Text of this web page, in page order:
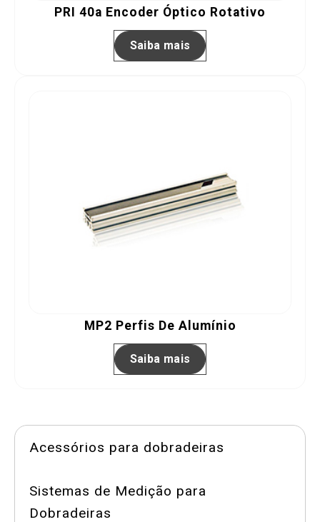
Acessórios para dobradeiras
Sistemas de Medição para
Dobradeiras
PRI 40a Encoder Óptico Rotativo
Saiba mais
MP2 Perfis De Alumínio
Saiba mais